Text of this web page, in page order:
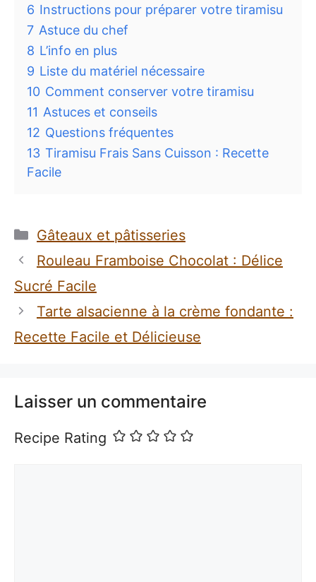
6 Instructions pour préparer votre tiramisu
7 Astuce du chef
8 L’info en plus
9 Liste du matériel nécessaire
10 Comment conserver votre tiramisu
11 Astuces et conseils
12 Questions fréquentes
13 Tiramisu Frais Sans Cuisson : Recette
Facile
Catégories
Gâteaux et pâtisseries
Rouleau Framboise Chocolat : Délice
Sucré Facile
Tarte alsacienne à la crème fondante :
Recette Facile et Délicieuse
Laisser un commentaire
Recipe Rating